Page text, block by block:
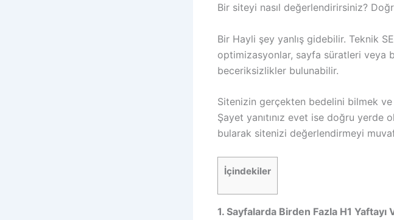
Bir siteyi nasıl değerlendirirsiniz?
Bir Hayli şey yanlış gidebilir. Teknik
optimizasyonlar, sayfa süratleri veya
beceriksizlikler bulunabilir.
Sitenizin gerçekten bedelini bilmek ve
Şayet yanıtınız evet ise doğru yerde
bularak sitenizi değerlendirmeyi
İçindekiler
1. Sayfalarda Birden Fazla H1 Yaftayı